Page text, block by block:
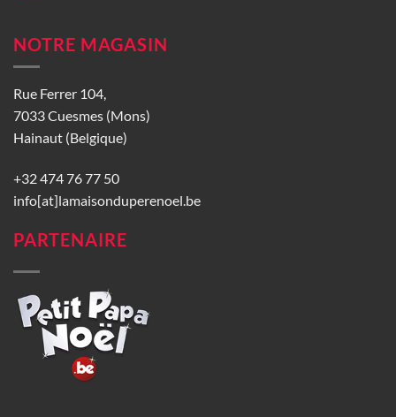
NOTRE MAGASIN
Rue Ferrer 104,
7033 Cuesmes (Mons)
Hainaut (Belgique)
+32 474 76 77 50
info[at]lamaisonduperenoel.be
PARTENAIRE